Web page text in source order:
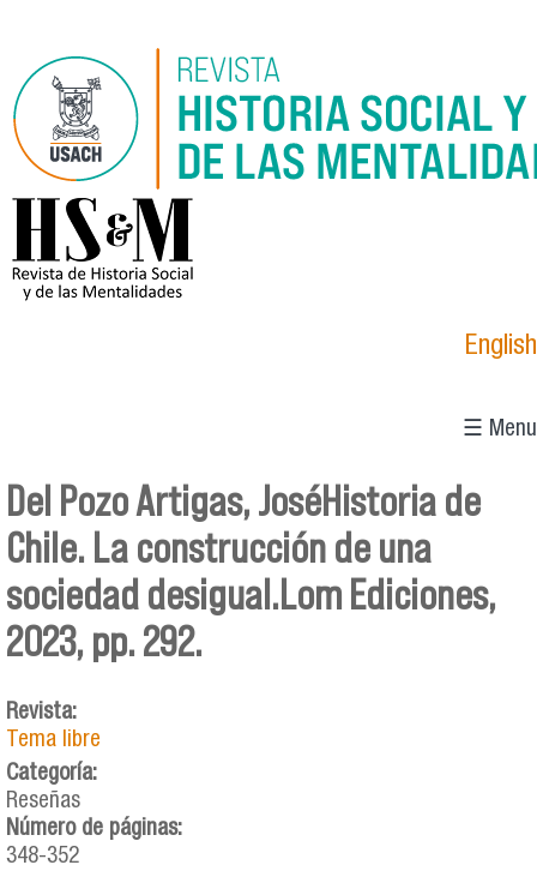
logo_hsm_2021.png
English
☰ Menu
Se encuentra usted aquí
Del Pozo Artigas, JoséHistoria de
Chile. La construcción de una
sociedad desigual.Lom Ediciones,
2023, pp. 292.
Revista:
Tema libre
Categoría:
Reseñas
Número de páginas:
348-352